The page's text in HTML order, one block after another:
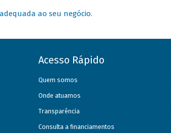
ao seu negócio.
Acesso Rápido
Quem somos
Onde atuamos
Transparência
Consulta a financiamentos